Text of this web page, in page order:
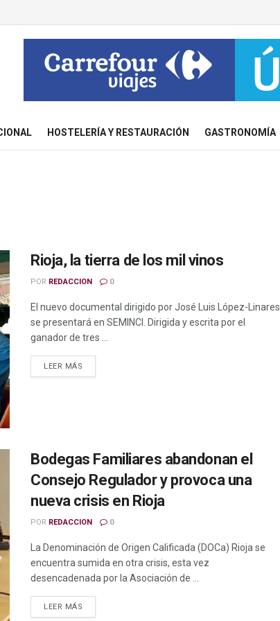
HOSTELERÍA Y RESTAURACIÓN GASTRONOMÍA
Rioja, la tierra de los mil vinos
POR REDACCION 0
El nuevo documental dirigido por José Luis López-Linares
se presentará en SEMINCI. Dirigida y escrita por el
ganador de tres ...
LEER MÁS
Bodegas Familiares abandonan el
Consejo Regulador y provoca una
nueva crisis en Rioja
POR REDACCION 0
La Denominación de Origen Calificada (DOCa) Rioja se
encuentra sumida en otra crisis, esta vez
desencadenada por la Asociación de ...
LEER MÁS